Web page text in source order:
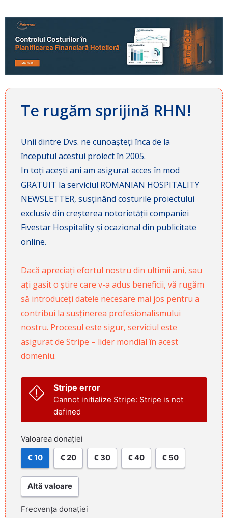
Te rugăm sprijină RHN!
Unii dintre Dvs. ne cunoașteți înca de la
începutul acestui proiect în 2005.
In toți acești ani am asigurat acces în mod
GRATUIT la serviciul ROMANIAN HOSPITALITY
NEWSLETTER, susținând costurile proiectului
exclusiv din creșterea notorietății companiei
Fivestar Hospitality și ocazional din publicitate
online.
Dacă apreciați efortul nostru din ultimii ani, sau
ați gasit o știre care v-a adus beneficii, vă rugăm
să introduceți datele necesare mai jos pentru a
contribui la susținerea profesionalismului
nostru. Procesul este sigur, serviciul este
asigurat de Stripe – lider mondial în acest
domeniu.
Stripe error
Cannot initialize Stripe: Stripe is not
defined
Valoarea donației
€ 10 € 20 € 30 € 40 € 50
Altă valoare
Frecvența donației